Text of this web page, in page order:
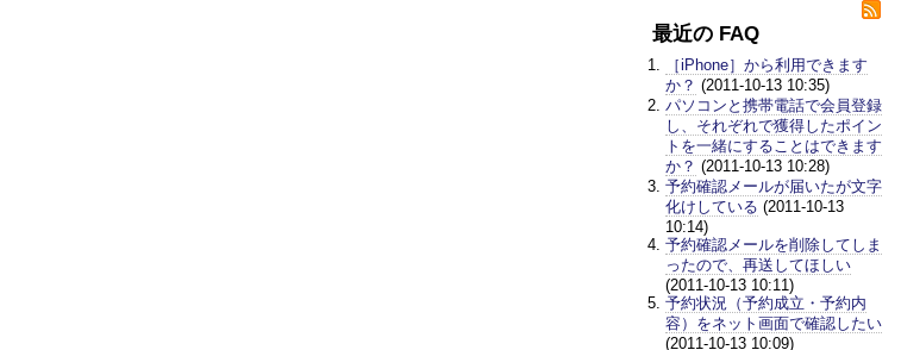
最近の FAQ
［iPhone］から利用できます
か？ (2011-10-13 10:35)
パソコンと携帯電話で会員登録
し、それぞれで獲得したポイン
トを一緒にすることはできます
か？ (2011-10-13 10:28)
予約確認メールが届いたが文字
化けしている (2011-10-13
10:14)
予約確認メールを削除してしま
ったので、再送してほしい
(2011-10-13 10:11)
予約状況（予約成立・予約内
容）をネット画面で確認したい
(2011-10-13 10:09)